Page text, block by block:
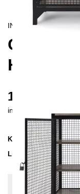
INDUSTRIAL
CLATRI
1290 €
inkl. MwSt. inkl.
Kollektion
Lieferzeit
Konfiguration